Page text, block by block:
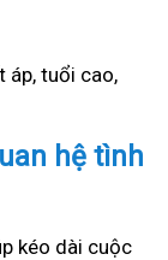
áp, tuổi cao,
hệ tình
kéo dài cuộc